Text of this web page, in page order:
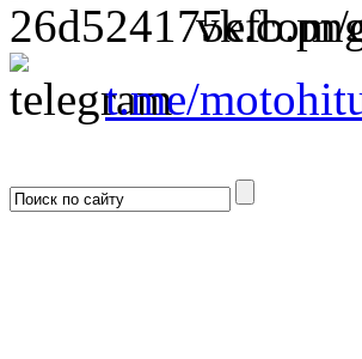
vk.com/
t.me/